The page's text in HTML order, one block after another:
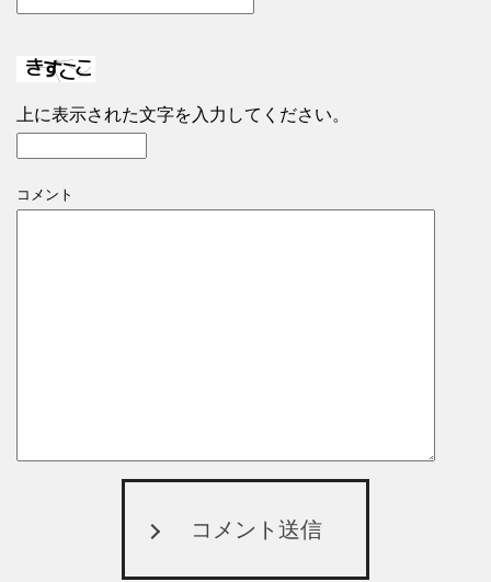
上に表示された文字を入力してください。
コメント
コメント送信